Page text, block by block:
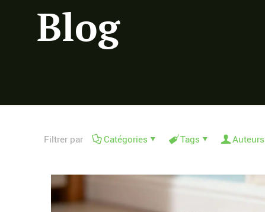
Blog
Filtrer par Catégories Tags Auteurs